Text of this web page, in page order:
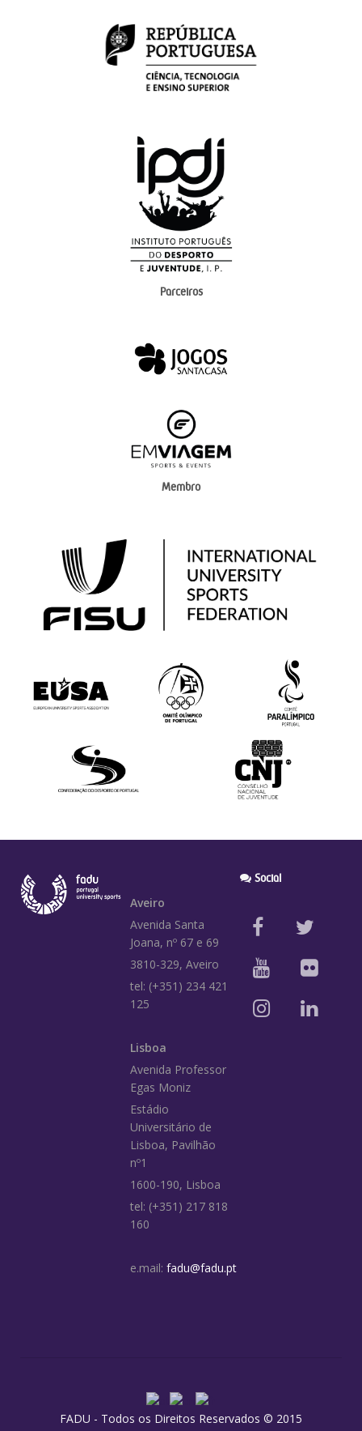
Parceiros
Membro
Aveiro
Avenida Santa
Joana, nº 67 e 69
3810-329, Aveiro
tel: (+351) 234 421
125
Lisboa
Avenida Professor
Egas Moniz
Estádio
Universitário de
Lisboa, Pavilhão
nº1
1600-190, Lisboa
tel: (+351) 217 818
160
e.mail: fadu@fadu.pt
Social
FADU - Todos os Direitos Reservados © 2015